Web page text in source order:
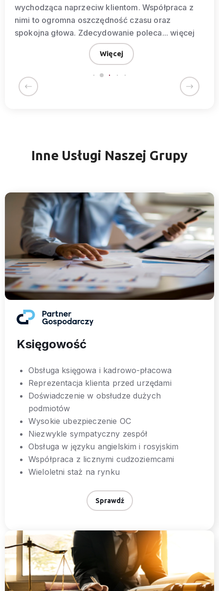
na cały rok. ”więcej
Więcej
Inne Usługi Naszej Grupy
Księgowość
Obsługa księgowa i kadrowo-płacowa
Reprezentacja klienta przed urzędami
Doświadczenie w obsłudze dużych
podmiotów
Wysokie ubezpieczenie OC
Niezwykle sympatyczny zespół
Obsługa w języku angielskim i rosyjskim
Współpraca z licznymi cudzoziemcami
Wieloletni staż na rynku
Sprawdź